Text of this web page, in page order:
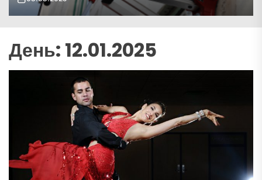
День: 12.01.2025